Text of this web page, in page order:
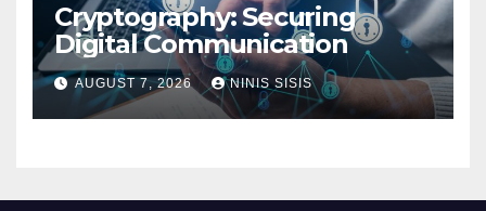
Cryptography: Securing
Digital Communication
AUGUST 7, 2026 NINIS SISIS